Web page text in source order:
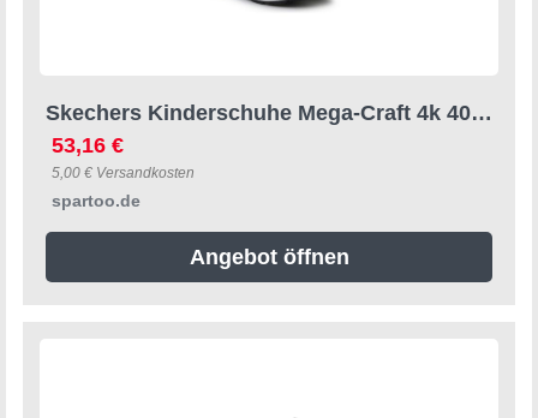
Skechers Kinderschuhe Mega-Craft 4k 402160l-Tqbk Turquoise/black 27;28;29;30;27 1/2;28 1/2 Male
53,16 €
5,00 € Versandkosten
spartoo.de
Angebot öffnen